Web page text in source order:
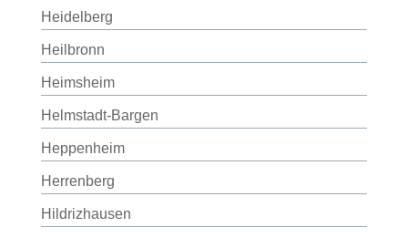
Heidelberg
Heilbronn
Heimsheim
Helmstadt-Bargen
Heppenheim
Herrenberg
Hildrizhausen